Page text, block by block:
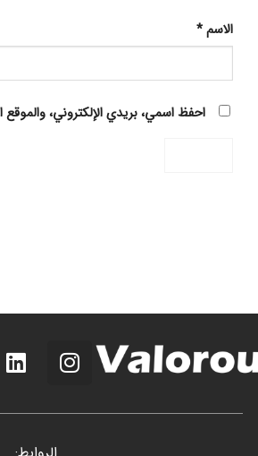
الاسم*
احفظ اسمي، بريدي الإلكتروني، والموقع